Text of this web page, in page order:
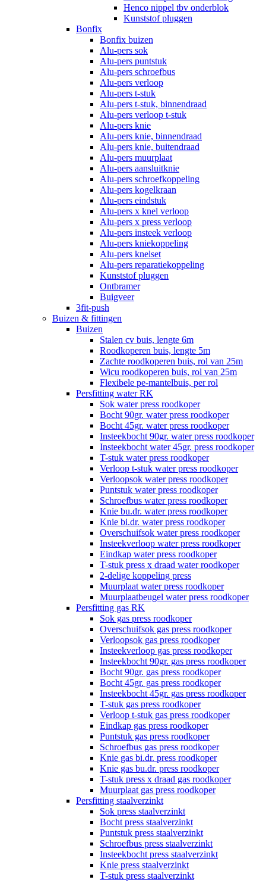
Henco nippel tbv onderblok
Kunststof pluggen
Bonfix
Bonfix buizen
Alu-pers sok
Alu-pers puntstuk
Alu-pers schroefbus
Alu-pers verloop
Alu-pers t-stuk
Alu-pers t-stuk, binnendraad
Alu-pers verloop t-stuk
Alu-pers knie
Alu-pers knie, binnendraad
Alu-pers knie, buitendraad
Alu-pers muurplaat
Alu-pers aansluitknie
Alu-pers schroefkoppeling
Alu-pers kogelkraan
Alu-pers eindstuk
Alu-pers x knel verloop
Alu-pers x press verloop
Alu-pers insteek verloop
Alu-pers kniekoppeling
Alu-pers knelset
Alu-pers reparatiekoppeling
Kunststof pluggen
Ontbramer
Buigveer
3fit-push
Buizen & fittingen
Buizen
Stalen cv buis, lengte 6m
Roodkoperen buis, lengte 5m
Zachte roodkoperen buis, rol van 25m
Wicu roodkoperen buis, rol van 25m
Flexibele pe-mantelbuis, per rol
Persfitting water RK
Sok water press roodkoper
Bocht 90gr. water press roodkoper
Bocht 45gr. water press roodkoper
Insteekbocht 90gr. water press roodkoper
Insteekbocht water 45gr. press roodkoper
T-stuk water press roodkoper
Verloop t-stuk water press roodkoper
Verloopsok water press roodkoper
Puntstuk water press roodkoper
Schroefbus water press roodkoper
Knie bu.dr. water press roodkoper
Knie bi.dr. water press roodkoper
Overschuifsok water press roodkoper
Insteekverloop water press roodkoper
Eindkap water press roodkoper
T-stuk press x draad water roodkoper
2-delige koppeling press
Muurplaat water press roodkoper
Muurplaatbeugel water press roodkoper
Persfitting gas RK
Sok gas press roodkoper
Overschuifsok gas press roodkoper
Verloopsok gas press roodkoper
Insteekverloop gas press roodkoper
Insteekbocht 90gr. gas press roodkoper
Bocht 90gr. gas press roodkoper
Bocht 45gr. gas press roodkoper
Insteekbocht 45gr. gas press roodkoper
T-stuk gas press roodkoper
Verloop t-stuk gas press roodkoper
Eindkap gas press roodkoper
Puntstuk gas press roodkoper
Schroefbus gas press roodkoper
Knie gas bi.dr. press roodkoper
Knie gas bu.dr. press roodkoper
T-stuk press x draad gas roodkoper
Muurplaat gas press roodkoper
Persfitting staalverzinkt
Sok press staalverzinkt
Bocht press staalverzinkt
Puntstuk press staalverzinkt
Schroefbus press staalverzinkt
Insteekbocht press staalverzinkt
Knie press staalverzinkt
T-stuk press staalverzinkt